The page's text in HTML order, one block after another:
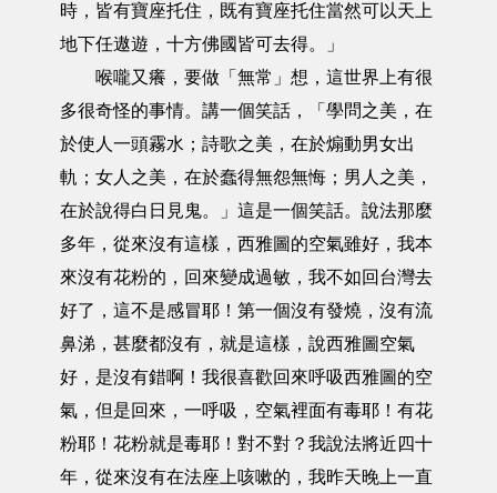
時，皆有寶座托住，既有寶座托住當然可以天上
地下任遨遊，十方佛國皆可去得。」
喉嚨又癢，要做「無常」想，這世界上有很
多很奇怪的事情。講一個笑話，「學問之美，在
於使人一頭霧水；詩歌之美，在於煽動男女出
軌；女人之美，在於蠢得無怨無悔；男人之美，
在於說得白日見鬼。」這是一個笑話。說法那麼
多年，從來沒有這樣，西雅圖的空氣雖好，我本
來沒有花粉的，回來變成過敏，我不如回台灣去
好了，這不是感冒耶！第一個沒有發燒，沒有流
鼻涕，甚麼都沒有，就是這樣，說西雅圖空氣
好，是沒有錯啊！我很喜歡回來呼吸西雅圖的空
氣，但是回來，一呼吸，空氣裡面有毒耶！有花
粉耶！花粉就是毒耶！對不對？我說法將近四十
年，從來沒有在法座上咳嗽的，我昨天晚上一直